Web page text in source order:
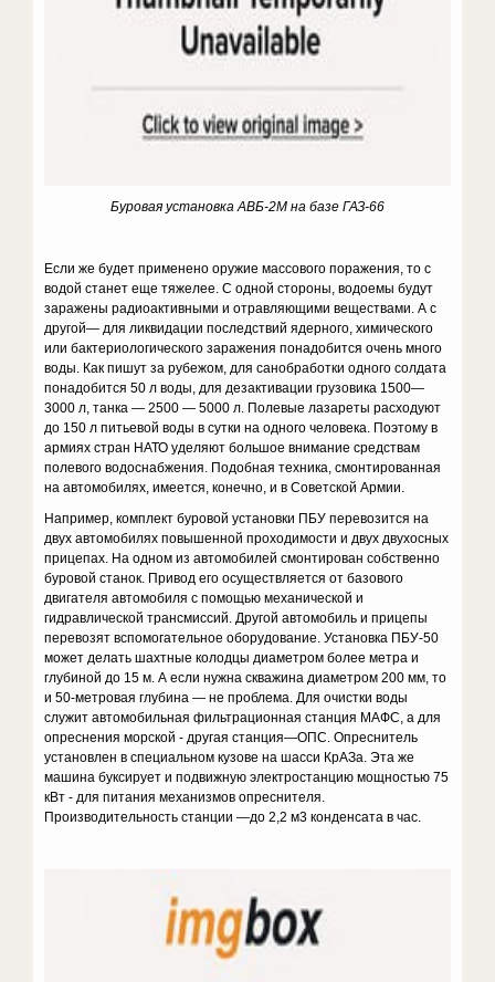
Буровая установка АВБ-2М на базе ГАЗ-66
Если же будет применено оружие массового поражения, то с
водой станет еще тяжелее. С одной стороны, водоемы будут
заражены радиоактивными и отравляющими веществами. А с
другой— для ликвидации последствий ядерного, химического
или бактериологического заражения понадобится очень много
воды. Как пишут за рубежом, для санобработки одного солдата
понадобится 50 л воды, для дезактивации грузовика 1500—
3000 л, танка — 2500 — 5000 л. Полевые лазареты расходуют
до 150 л питьевой воды в сутки на одного человека. Поэтому в
армиях стран НАТО уделяют большое внимание средствам
полевого водоснабжения. Подобная техника, смонтированная
на автомобилях, имеется, конечно, и в Советской Армии.
Например, комплект буровой установки ПБУ перевозится на
двух автомобилях повышенной проходимости и двух двухосных
прицепах. На одном из автомобилей смонтирован собственно
буровой станок. Привод его осуществляется от базового
двигателя автомобиля с помощью механической и
гидравлической трансмиссий. Другой автомобиль и прицепы
перевозят вспомогательное оборудование. Установка ПБУ-50
может делать шахтные колодцы диаметром более метра и
глубиной до 15 м. А если нужна скважина диаметром 200 мм, то
и 50-метровая глубина — не проблема. Для очистки воды
служит автомобильная фильтрационная станция МАФС, а для
опреснения морской - другая станция—ОПС. Опреснитель
установлен в специальном кузове на шасси КрАЗа. Эта же
машина буксирует и подвижную электростанцию мощностью 75
кВт - для питания механизмов опреснителя.
Производительность станции —до 2,2 м3 конденсата в час.